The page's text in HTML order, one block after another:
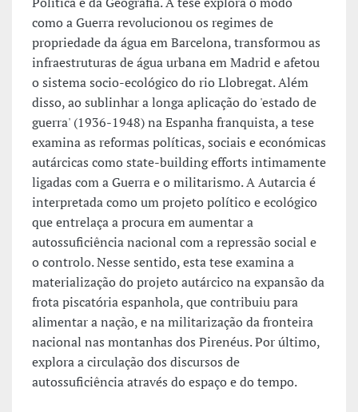
como a Guerra revolucionou os regimes de
propriedade da água em Barcelona, transformou as
infraestruturas de água urbana em Madrid e afetou
o sistema socio-ecológico do rio Llobregat. Além
disso, ao sublinhar a longa aplicação do 'estado de
guerra' (1936-1948) na Espanha franquista, a tese
examina as reformas políticas, sociais e económicas
autárcicas como state-building efforts intimamente
ligadas com a Guerra e o militarismo. A Autarcia é
interpretada como um projeto político e ecológico
que entrelaça a procura em aumentar a
autossuficiência nacional com a repressão social e
o controlo. Nesse sentido, esta tese examina a
materialização do projeto autárcico na expansão da
frota piscatória espanhola, que contribuiu para
alimentar a nação, e na militarização da fronteira
nacional nas montanhas dos Pirenéus. Por último,
explora a circulação dos discursos de
autossuficiência através do espaço e do tempo.